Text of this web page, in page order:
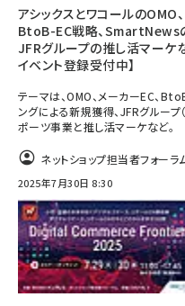
アシックスとワコールのOMO
BtoB-EC戦略、SmartNews
JFRグループの推し活マーケ
イベント登録受付中】
テーマは、OMO、メーカーEC、
ングによる新規獲得、JFRグループ
ポーツ事業と推し活マーケなど。
ネットショップ担当者フォー
2025年7月30日 8:30